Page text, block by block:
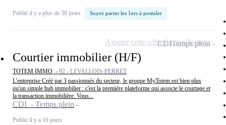
Publié il y a plus de 30 jours Soyez parmi les 1ers à postuler
Courtier immobilier (H/F)
TOTEM IMMO - 92 - LEVALLOIS-PERRET
L'entreprise Créé par 3 passionnés du secteur, le groupe MyTotem est bien plus
qu'un simple hub immobilier : c'est la première plateforme qui associe le courtage et
la transaction immobilière. Vous...
CDI - Temps plein
Publié il y a 16 jours
CDITemps plein
Ajouter cette offre à ma sélection